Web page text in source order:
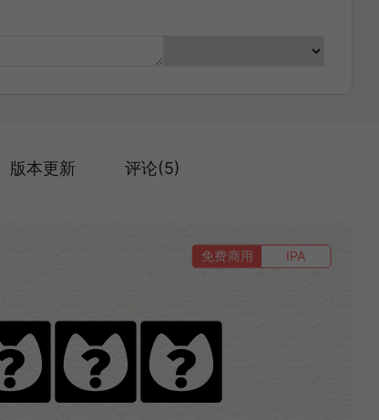
版本更新 评论(5)
免费商用 IPA
朝体